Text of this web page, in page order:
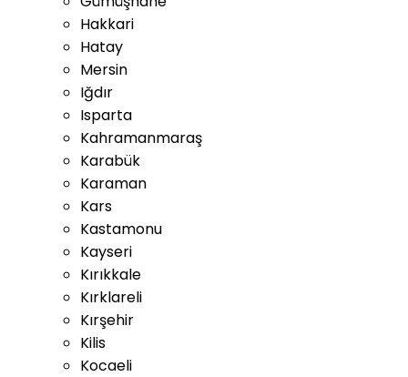
Hakkari
Hatay
Mersin
Iğdır
Isparta
Kahramanmaraş
Karabük
Karaman
Kars
Kastamonu
Kayseri
Kırıkkale
Kırklareli
Kırşehir
Kilis
Kocaeli